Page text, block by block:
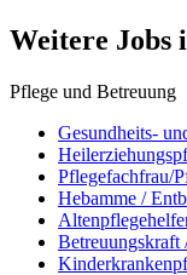
Weitere Jobs
Pflege und Betreuung
Gesundheits-
Pflegefachfrau/
Hebamme /
Betreuungskraft